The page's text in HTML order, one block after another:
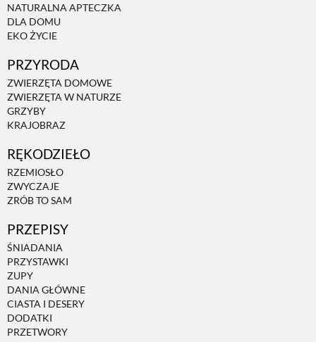
NATURALNA APTECZKA
DLA DOMU
EKO ŻYCIE
PRZYRODA
ZWIERZĘTA DOMOWE
ZWIERZĘTA W NATURZE
GRZYBY
KRAJOBRAZ
RĘKODZIEŁO
RZEMIOSŁO
ZWYCZAJE
ZRÓB TO SAM
PRZEPISY
ŚNIADANIA
PRZYSTAWKI
ZUPY
DANIA GŁÓWNE
CIASTA I DESERY
DODATKI
PRZETWORY